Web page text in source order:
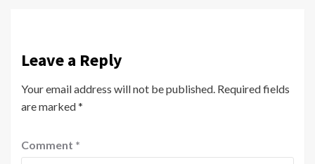
Leave a Reply
Your email address will not be published. Required fields
are marked*
Comment *